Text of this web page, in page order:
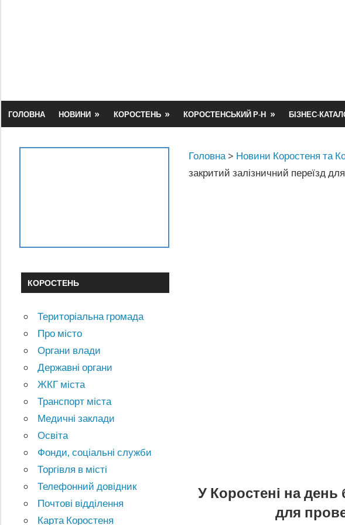
ГОЛОВНА НОВИНИ КОРОСТЕНЬ КОРОСТЕНСЬКИЙ Р-Н БІЗНЕС-
Головна > Новини Коростеня та
закритий залізничний переїзд
У Коростені на день
для
КОРОСТЕНЬ
Територіальна громада
Про місто
Органи влади
Державні органи
ЖКГ міста
Транспорт міста
Медичні заклади
Освіта
Фонди, соціальні служби
Торгівля в місті
Телефонний довідник
Почтові відділення
Карта Коростеня